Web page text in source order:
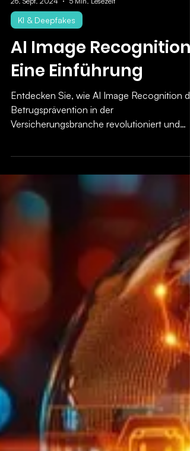
26. Sept. 2024 5 Min. Lesezeit
KI & Deepfakes
AI Image Recognition:
Eine Einführung
Versicherungsbranche revolutioniert und
Prozesse effizienter macht.